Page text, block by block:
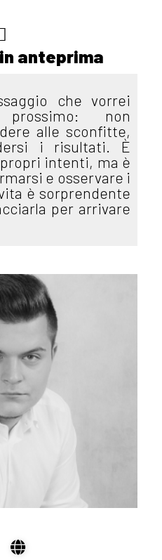
anteprima
che vorrei
non
alle sconfitte,
i risultati. È
intenti, ma è
e osservare i
è sorprendente
per arrivare